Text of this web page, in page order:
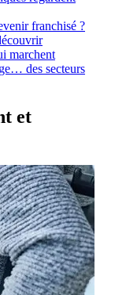
franchisé ?
marchent
des secteurs
et